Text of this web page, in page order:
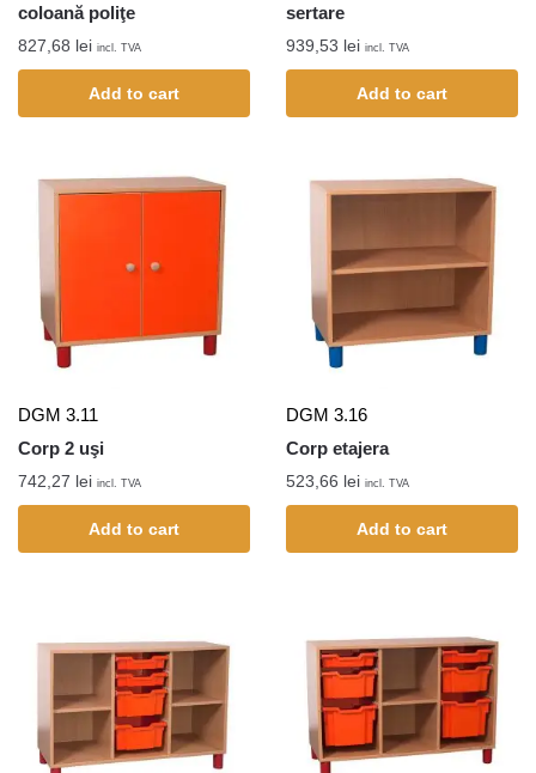
coloană poliţe
827,68 lei incl. TVA
Add to cart
sertare
939,53 lei incl. TVA
Add to cart
DGM 3.11
Corp 2 uşi
742,27 lei incl. TVA
Add to cart
DGM 3.16
Corp etajera
523,66 lei incl. TVA
Add to cart